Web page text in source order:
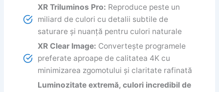
XR Triluminos Pro: Reproduce peste un
miliard de culori cu detalii subtile de
saturare și nuanță pentru culori naturale
XR Clear Image: Convertește programele
preferate aproape de calitatea 4K cu
minimizarea zgomotului și claritate rafinată
Luminozitate extremă, culori incredibil de